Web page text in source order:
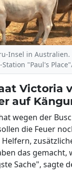
Insel in Australien.
"Paul's
Victoria
auf
wegen der
die Feuer
das gemacht,
Sache", sagte